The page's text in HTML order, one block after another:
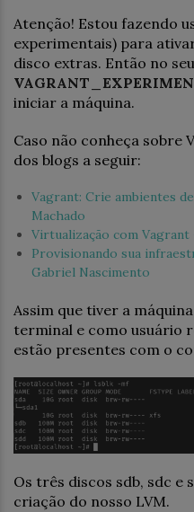
Atenção! Estou fazendo
experimentais) para
disco extras. Então no
iniciar a máquina.
Caso não conheça sobre
dos blogs a seguir:
Vagrant: Crie ambientes
Machado
Virtualização com
Provisionando sua
Gabriel Nascimento
Assim que tiver a
terminal e como usuário
estão presentes com o
Os três discos sdb, sdc e
criação do nosso LVM.